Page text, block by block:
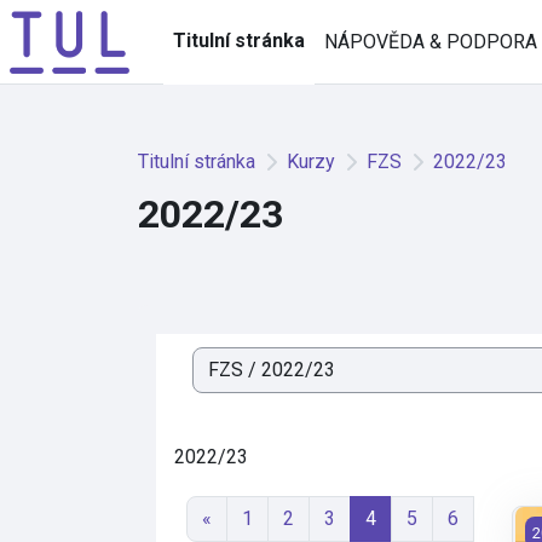
Přejít k hlavnímu obsahu
Titulní stránka
NÁPOVĚDA & PODPORA
Titulní stránka Kurzy FZS 2022/23
2022/23
Kategorie kurzů
2022/23
« Předchozí stránka
1 Stránka 1
2 Stránka 2
3 Stránka 3
4Stránka 4
5 Stránka 5
6 Stránka 6